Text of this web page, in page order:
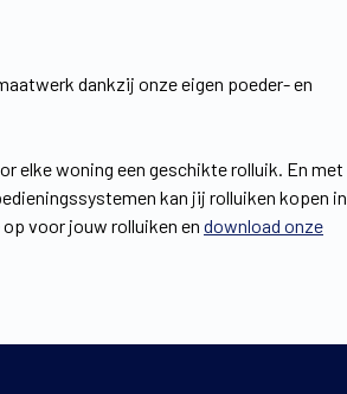
dankzij onze eigen poeder- en
elke woning een geschikte rolluik. En met
kan jij rolluiken kopen in
voor jouw rolluiken en download onze